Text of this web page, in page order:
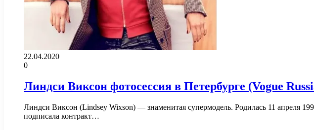
22.04.2020
0
Линдси Виксон фотосессия в Петербурге (Vogue
Линдси Виксон (Lindsey Wixson) — знаменитая супермодель. Родилась 11 апреля
подписала контракт…